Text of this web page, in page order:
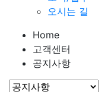
오시는 길
Home
고객센터
공지사항